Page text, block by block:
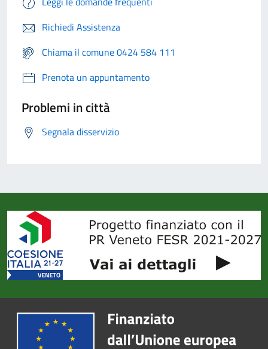
Richiedi Assistenza
Chiama il comune 0424 584 111
Prenota un appuntamento
Problemi in città
Segnala disservizio